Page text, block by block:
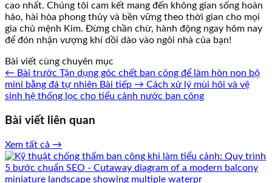
cao nhất. Chúng tôi cam kết mang đến không gian sống hoàn
hảo, hài hòa phong thủy và bền vững theo thời gian cho mọi
gia chủ mệnh Kim. Đừng chần chừ, hành động ngay hôm nay
để đón nhận vượng khí dồi dào vào ngôi nhà của bạn!
Bài viết cùng chuyên mục
← Bài trước Tận dụng góc chết ban công để làm hòn non bộ
mini bằng đá tự nhiên Bài tiếp → Cách xử lý mùi hôi và vệ
sinh hệ thống lọc cho tiểu cảnh nước ban công
Bài viết liên quan
Xem tất cả →